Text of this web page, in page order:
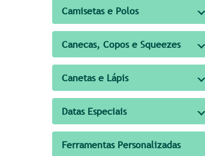
Camisetas e Polos
Canecas, Copos e Squeezes
Canetas e Lápis
Datas Especiais
Ferramentas Personalizadas